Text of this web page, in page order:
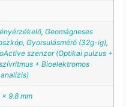
, Geomágneses
, Gyorsulásmérő (32g-ig),
szenzor (Optikai pulzus +
+ Bioelektromos
9.8 mm